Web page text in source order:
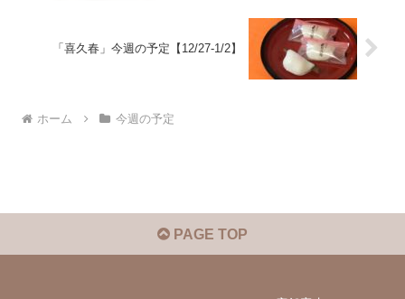
「喜久春」今週の予定【12/27-1/2】
ホーム 今週の予定
PAGE TOP